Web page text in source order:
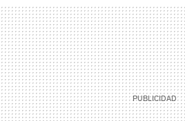
MAIL